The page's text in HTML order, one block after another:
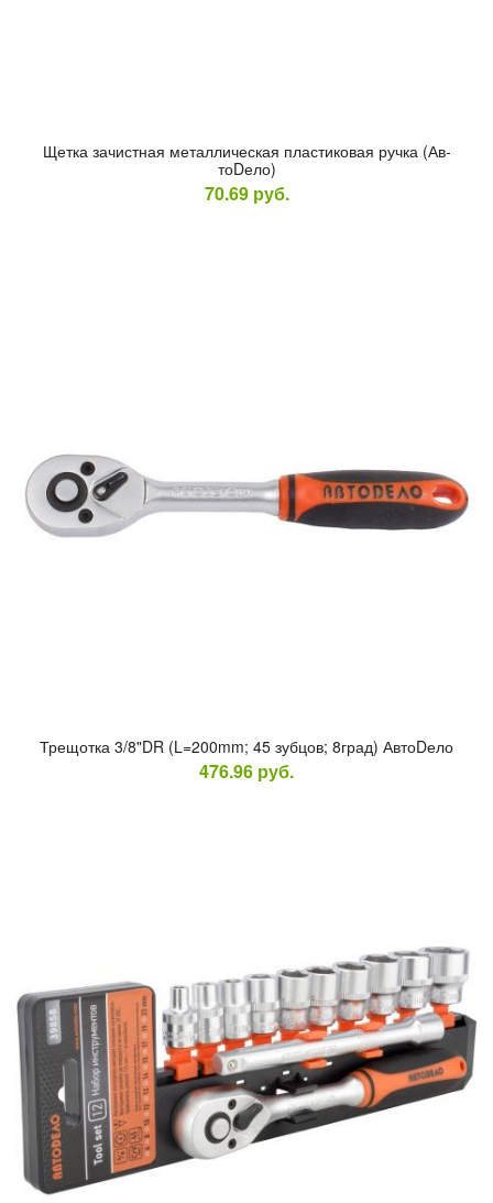
Щет­ка за­чис­тная ме­тал­ли­чес­кая плас­ти­ковая руч­ка (Ав­
тоDело)
70.69 руб.
Тре­щот­ка 3/8"DR (L=200mm; 45 зуб­цов; 8град) Ав­тоDело
476.96 руб.